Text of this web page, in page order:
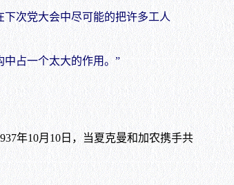
次党大会中尽可能的把许多工人
占一个太大的作用。”
年10月10日，当夏克曼和加农携手共